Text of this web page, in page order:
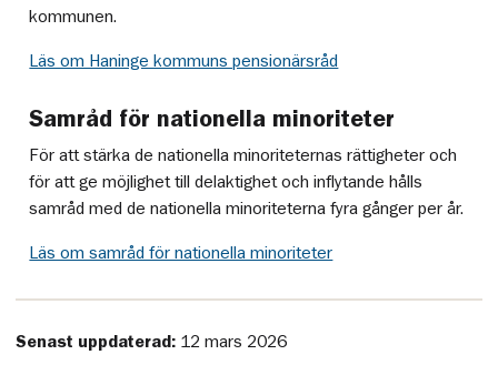
kommunen.
Läs om Haninge kommuns pensionärsråd
Samråd för nationella minoriteter
För att stärka de nationella minoriteternas rättigheter och
för att ge möjlighet till delaktighet och inflytande hålls
samråd med de nationella minoriteterna fyra gånger per år.
Läs om samråd för nationella minoriteter
Senast uppdaterad: 12 mars 2026